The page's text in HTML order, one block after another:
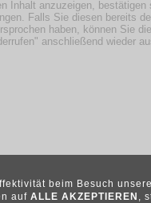
beim Besuch
auf ALLE AKZEPTIEREN ,